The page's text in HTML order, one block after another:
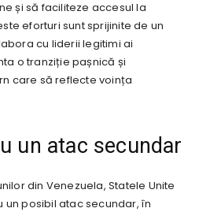
și să faciliteze accesul la
eforturi sunt sprijinite de un
cu liderii legitimi ai
o tranziție pașnică și
care să reflecte voința
un atac secundar
din Venezuela, Statele Unite
posibil atac secundar, în